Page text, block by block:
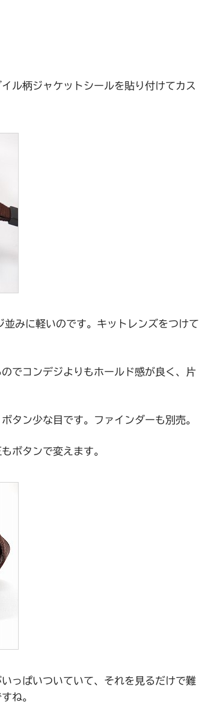
ル柄ジャケットシールを貼り付けてカス
みに軽いのです。キットレンズをつけて
でコンデジよりもホールド感が良く、片
タン少な目です。ファインダーも別売。
ボタンで変えます。
っぱいついていて、それを見るだけで難
ね。